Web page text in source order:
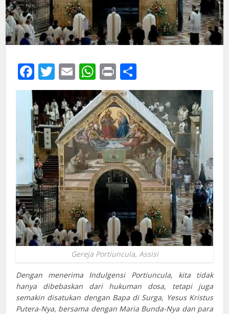
Facebook
Twitter
EmailWhatsApp
Print
Gereja Portiuncula, Assisi
Dengan menerima Indulgensi Portiuncula, kita tidak
hanya dibebaskan dari hukuman dosa, tetapi juga
semakin disatukan dengan Bapa di Surga, Yesus Kristus
Putera-Nya, bersama dengan Maria Bunda-Nya dan para